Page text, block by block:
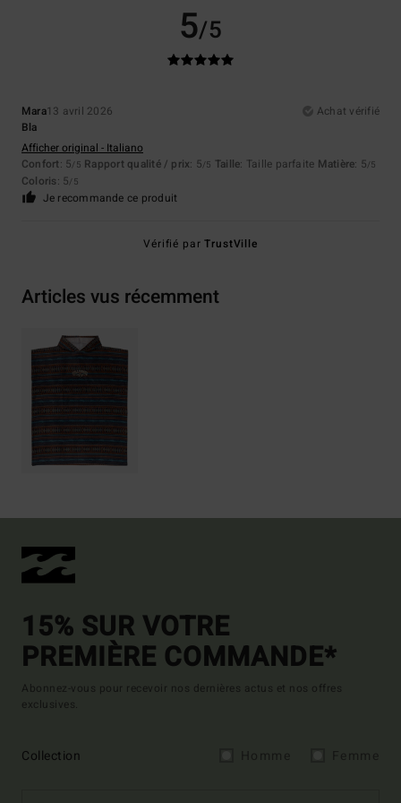
5/5
Mara13 avril 2026
Achat vérifié
Bla
Afficher original - Italiano
Confort: 5/5 Rapport qualité / prix: 5/5 Taille: Taille parfaite Matière: 5/5
Coloris: 5/5
Je recommande ce produit
Vérifié parTrustVille
Articles vus récemment
15% SUR VOTRE
PREMIÈRE COMMANDE*
Abonnez-vous pour recevoir nos dernières actus et nos offres
exclusives.
Collection